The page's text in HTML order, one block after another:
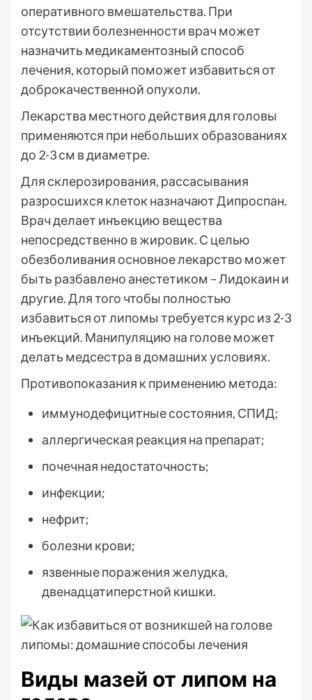
оперативного вмешательства. При
отсутствии болезненности врач может
назначить медикаментозный способ
лечения, который поможет избавиться от
доброкачественной опухоли.
Лекарства местного действия для головы
применяются при небольших образованиях
до 2-3 см в диаметре.
Для склерозирования, рассасывания
разросшихся клеток назначают Дипроспан.
Врач делает инъекцию вещества
непосредственно в жировик. С целью
обезболивания основное лекарство может
быть разбавлено анестетиком – Лидокаин и
другие. Для того чтобы полностью
избавиться от липомы требуется курс из 2-3
инъекций. Манипуляцию на голове может
делать медсестра в домашних условиях.
Противопоказания к применению метода:
иммунодефицитные состояния, СПИД;
аллергическая реакция на препарат;
почечная недостаточность;
инфекции;
нефрит;
болезни крови;
язвенные поражения желудка,
двенадцатиперстной кишки.
Виды мазей от липом на